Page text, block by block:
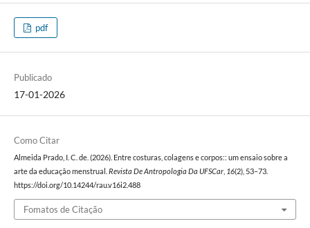
pdf
Publicado
17-01-2026
Como Citar
Almeida Prado, I. C. de. (2026). Entre costuras, colagens e corpos:: um ensaio sobre a
arte da educação menstrual. Revista De Antropologia Da UFSCar, 16(2), 53–73.
https://doi.org/10.14244/rau.v16i2.488
Fomatos de Citação